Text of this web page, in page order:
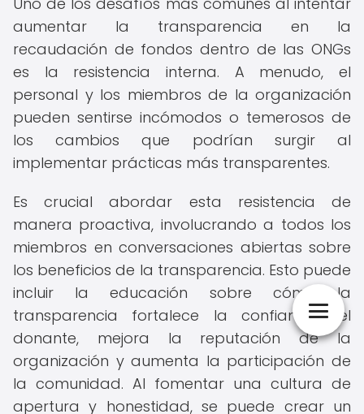
aumentar la transparencia en la
recaudación de fondos dentro de las ONGs
es la resistencia interna. A menudo, el
personal y los miembros de la organización
pueden sentirse incómodos o temerosos de
los cambios que podrían surgir al
implementar prácticas más transparentes.
Es crucial abordar esta resistencia de
manera proactiva, involucrando a todos los
miembros en conversaciones abiertas sobre
los beneficios de la transparencia. Esto puede
incluir la educación sobre cómo la
transparencia fortalece la confianza del
donante, mejora la reputación de la
organización y aumenta la participación de
la comunidad. Al fomentar una cultura de
apertura y honestidad, se puede crear un